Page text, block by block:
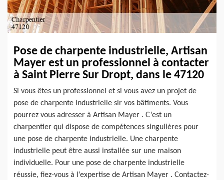
Pose de charpente industrielle, Artisan
Mayer est un professionnel à contacter
à Saint Pierre Sur Dropt, dans le 47120
Si vous êtes un professionnel et si vous avez un projet de
pose de charpente industrielle sir vos bâtiments. Vous
pourrez vous adresser à Artisan Mayer . C’est un
charpentier qui dispose de compétences singulières pour
une pose de charpente industrielle. Une charpente
industrielle peut être aussi installée sur une maison
individuelle. Pour une pose de charpente industrielle
réussie, fiez-vous à l’expertise de Artisan Mayer . Contactez-